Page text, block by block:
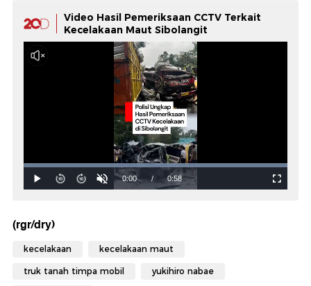
Video Hasil Pemeriksaan CCTV Terkait
Kecelakaan Maut Sibolangit
(rgr/dry)
kecelakaan kecelakaan maut
truk tanah timpa mobil yukihiro nabae